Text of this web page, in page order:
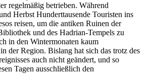
regelmäßig betrieben. Während
Herbst Hunderttausende Touristen ins
reisen, um die antiken Ruinen der
und des Hadrian-Tempels zu
in den Wintermonaten kaum
der Region. Bislang hat sich das trotz des
auch nicht geändert, und so
Tagen ausschließlich den